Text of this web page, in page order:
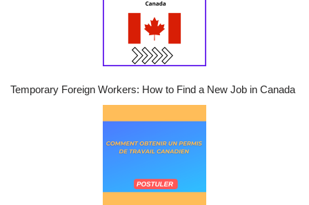
Temporary Foreign Workers: How to Find a New Job in Canada